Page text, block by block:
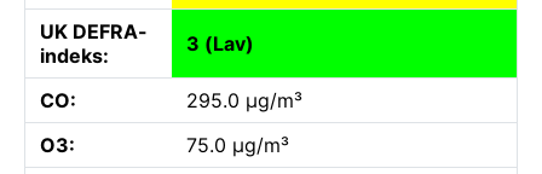
UK DEFRA-
indeks:
3 (Lav)
CO:
295.0 µg/m³
O3:
75.0 µg/m³